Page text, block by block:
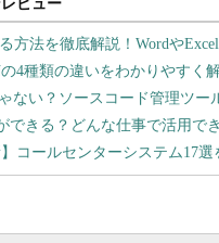
方法を徹底解説！Wordや
の4種類の違いをわかりやすく
ない？ソースコード管理ツー
できる？どんな仕事で活用で
】コールセンターシステム17